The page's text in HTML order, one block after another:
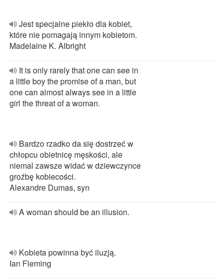
Jest specjalne piekło dla kobiet,
które nie pomagają innym kobietom.
Madelaine K. Albright
It is only rarely that one can see in
a little boy the promise of a man, but
one can almost always see in a little
girl the threat of a woman.
Bardzo rzadko da się dostrzeć w
chłopcu obietnicę męskości, ale
niemal zawsze widać w dziewczynce
groźbę kobiecości.
Alexandre Dumas, syn
A woman should be an illusion.
Kobieta powinna być iluzją.
Ian Fleming